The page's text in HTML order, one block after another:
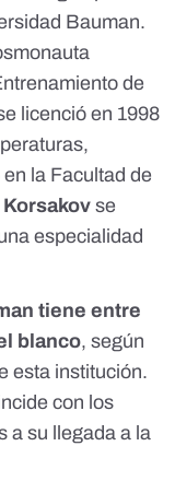
Bauman.
de
licenció en 1998
en la Facultad de
Korsakov se
especialidad
tiene entre
blanco, según
esta institución.
con los
a su llegada a la